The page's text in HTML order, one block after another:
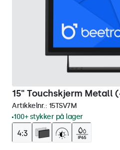
15" Touchskjerm Metall
Artikkelnr.: 15TSV7M
100+ stykker på lager